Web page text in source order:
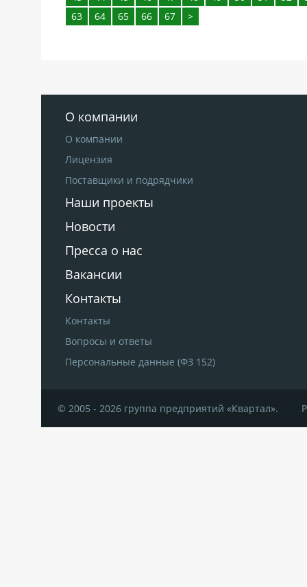
63
64 65 66 67 >
О компании
О компании
Лицензия
Поставщики и подрядчики
Наши проекты
Новости
Пресса о нас
Вакансии
Контакты
Контакты
Вопросы и ответы
Персональные данные (ФЗ 152)
© 2005 - 2026 группа предприятий «Квартал».